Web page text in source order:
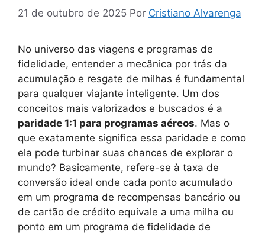
21 de outubro de 2025 Por Cristiano Alvarenga
No universo das viagens e programas de
fidelidade, entender a mecânica por trás da
acumulação e resgate de milhas é fundamental
para qualquer viajante inteligente. Um dos
conceitos mais valorizados e buscados é a
paridade 1:1 para programas aéreos. Mas o
que exatamente significa essa paridade e como
ela pode turbinar suas chances de explorar o
mundo? Basicamente, refere-se à taxa de
conversão ideal onde cada ponto acumulado
em um programa de recompensas bancário ou
de cartão de crédito equivale a uma milha ou
ponto em um programa de fidelidade de